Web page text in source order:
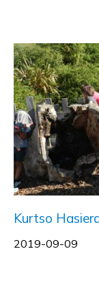
Kurtso
2019-09-09